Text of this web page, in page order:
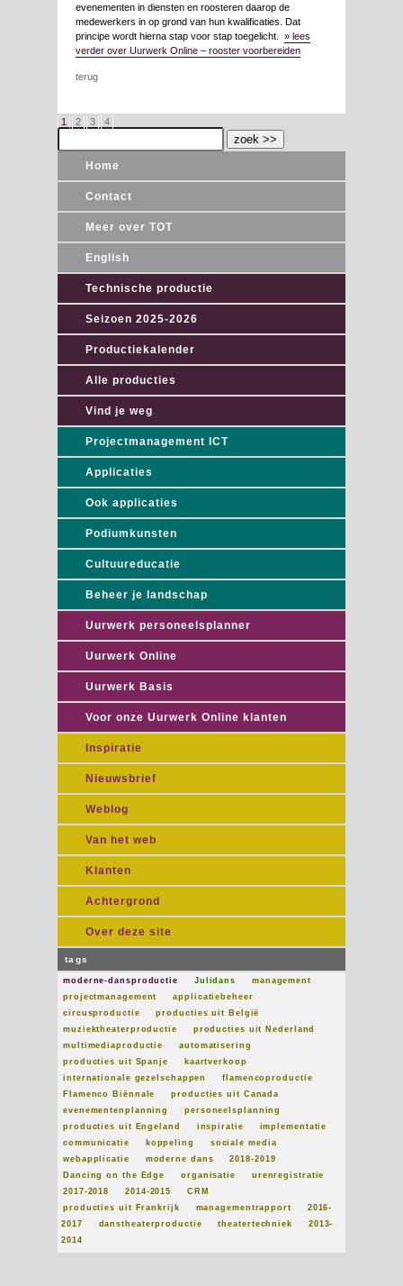
evenementen in diensten en roosteren daarop de
medewerkers in op grond van hun kwalificaties. Dat
principe wordt hierna stap voor stap toegelicht. » lees
verder over Uurwerk Online – rooster voorbereiden
terug
1 2 3 4
Home
Contact
Meer over TOT
English
Technische productie
Seizoen 2025-2026
Productiekalender
Alle producties
Vind je weg
Projectmanagement ICT
Applicaties
Ook applicaties
Podiumkunsten
Cultuureducatie
Beheer je landschap
Uurwerk personeelsplanner
Uurwerk Online
Uurwerk Basis
Voor onze Uurwerk Online klanten
Inspiratie
Nieuwsbrief
Weblog
Van het web
Klanten
Achtergrond
Over deze site
tags
moderne-dansproductie Julidans
management
projectmanagement
applicatiebeheer
circusproductie
producties uit België
muziektheaterproductie
producties uit Nederland
multimediaproductie
automatisering
producties uit Spanje
kaartverkoop
internationale gezelschappen
flamencoproductie
Flamenco Biënnale
producties uit Canada
evenementenplanning
personeelsplanning
producties uit Engeland
inspiratie
implementatie
communicatie
koppeling
sociale media
webapplicatie
moderne dans
2018-2019
Dancing on the Edge
organisatie
urenregistratie
2017-2018
2014-2015
CRM
producties uit Frankrijk
managementrapport
2016-
2017
danstheaterproductie theatertechniek
2013-
2014